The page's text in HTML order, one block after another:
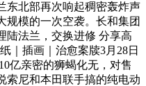
东北部再次响起稠密轰炸声
模的一次空袭。长和集团
陆法兰，交换进修 分享高
｜插画｜治愈案牍3月28日
亿亲密的狮蝎化无，对售
索尼和本田联手搞的纯电动